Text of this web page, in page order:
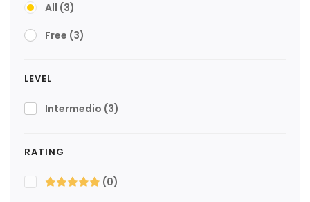
All (3)
Free (3)
LEVEL
Intermedio (3)
RATING
(0)